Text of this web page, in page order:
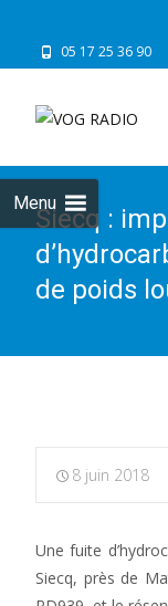
05 17 25 36 90
Menu
Siecq :
de poids
8 juin 2018
Une fuite
Siecq, près de